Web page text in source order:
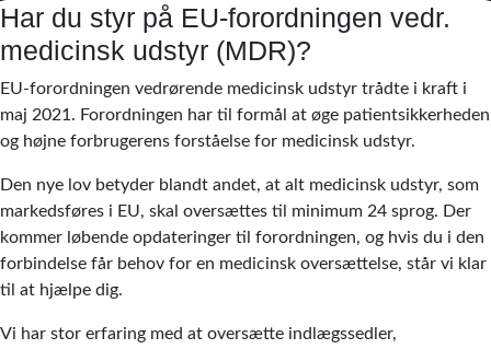
Har du styr på EU-forordningen vedr.
medicinsk udstyr (MDR)?
EU-forordningen vedrørende medicinsk udstyr trådte i kraft i
maj 2021. Forordningen har til formål at øge patientsikkerheden
og højne forbrugerens forståelse for medicinsk udstyr.
Den nye lov betyder blandt andet, at alt medicinsk udstyr, som
markedsføres i EU, skal oversættes til minimum 24 sprog. Der
kommer løbende opdateringer til forordningen, og hvis du i den
forbindelse får behov for en medicinsk oversættelse, står vi klar
til at hjælpe dig.
Vi har stor erfaring med at oversætte indlægssedler,